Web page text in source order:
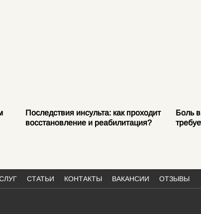
Последствия инсульта: как проходит
восстановление и реабилитация?
Боль
СТАТЬИ КОНТАКТЫ ВАКАНСИИ ОТЗЫВЫ